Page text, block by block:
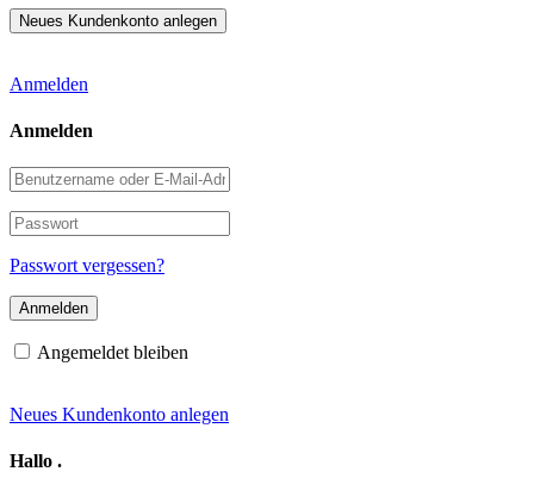
Anmelden
Anmelden
Benutzername
oder
E-
Mail-
Adresse
Passwort
Passwort vergessen?
Angemeldet bleiben
Neues Kundenkonto anlegen
Hallo .